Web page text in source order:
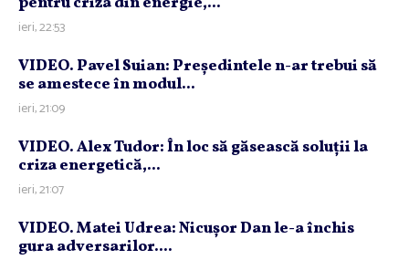
ieri, 22:53
VIDEO. Pavel Suian: Preşedintele n-ar trebui să
se amestece în modul...
ieri, 21:09
VIDEO. Alex Tudor: În loc să găsească soluţii la
criza energetică,...
ieri, 21:07
VIDEO. Matei Udrea: Nicuşor Dan le-a închis
gura adversarilor....